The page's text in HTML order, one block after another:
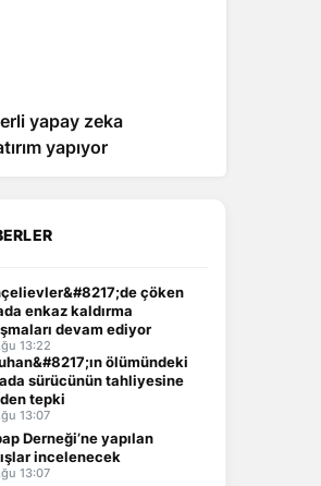
yapay zeka
yapıyor
çöken
enkaz kaldırma
devam ediyor
13:22
ölümündeki
sürücünün tahliyesine
tepki
13:07
Derneği’ne yapılan
incelenecek
13:07